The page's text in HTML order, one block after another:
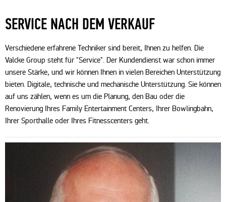
SERVICE NACH DEM VERKAUF
Verschiedene erfahrene Techniker sind bereit, Ihnen zu helfen. Die
Valcke Group steht für "Service". Der Kundendienst war schon immer
unsere Stärke, und wir können Ihnen in vielen Bereichen Unterstützung
bieten. Digitale, technische und mechanische Unterstützung. Sie können
auf uns zählen, wenn es um die Planung, den Bau oder die
Renovierung Ihres Family Entertainment Centers, Ihrer Bowlingbahn,
Ihrer Sporthalle oder Ihres Fitnesscenters geht.